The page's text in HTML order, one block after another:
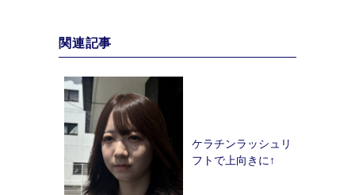
関連記事
ケラチンラッシュリ
フトで上向きに↑